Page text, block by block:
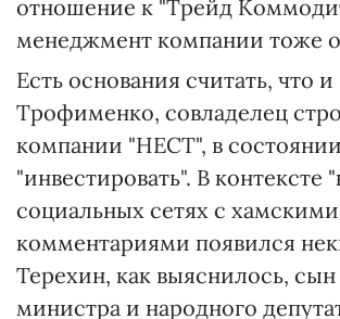
отношение к "Трейд
менеджмент компании тоже
Есть основания считать, что
Трофименко, совладелец
компании "НЕСТ", в
"инвестировать". В контексте
социальных сетях с хамскими
комментариями появился
Терехин, как выяснилось,
министра и народного